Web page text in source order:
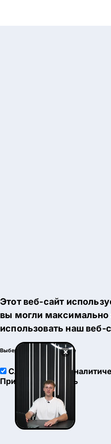
×
Этот веб-сайт
вы могли
использовать наш веб-
Выберите настройки cookie
Служебные
Принять
Настроить